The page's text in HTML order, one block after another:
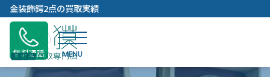
容
キ
金装飾鍔2点の買取実績
無料通話